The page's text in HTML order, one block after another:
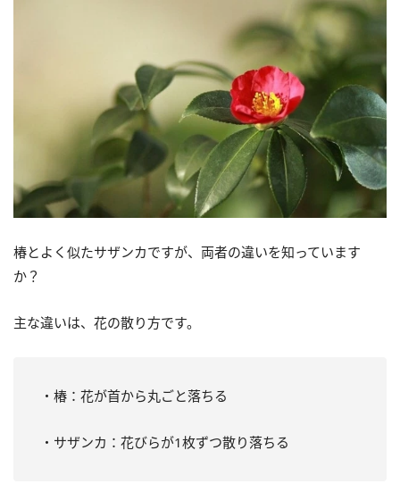
椿とよく似たサザンカですが、両者の違いを知っています
か？
主な違いは、花の散り方です。
・椿：花が首から丸ごと落ちる
・サザンカ：花びらが1枚ずつ散り落ちる